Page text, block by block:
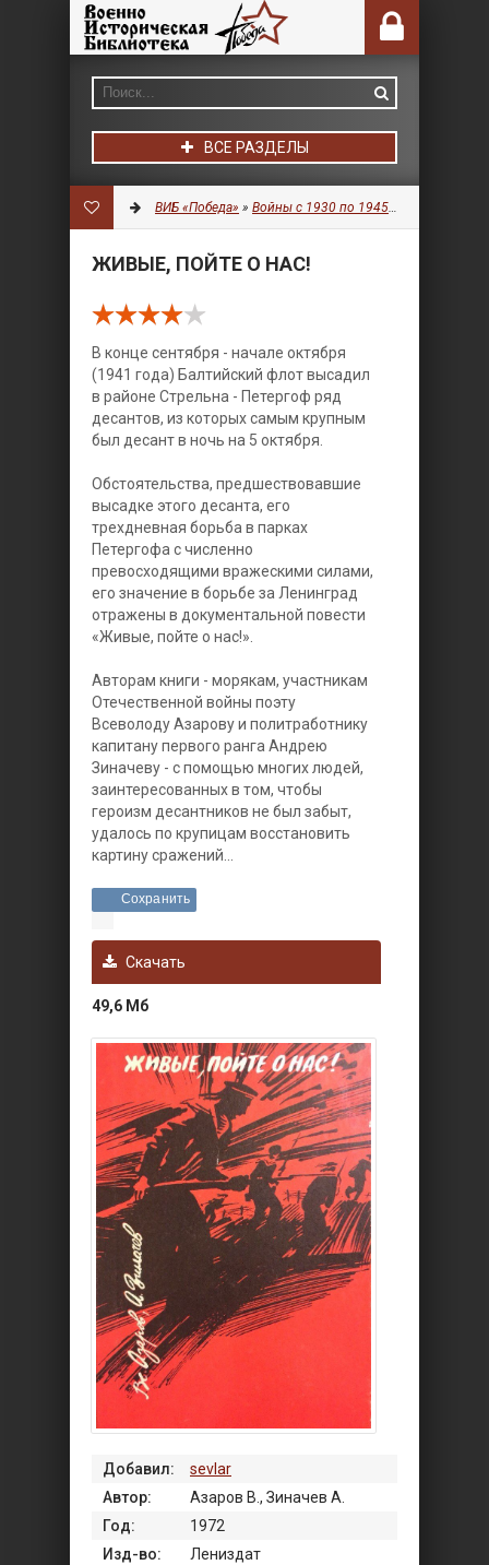
ВСЕ РАЗДЕЛЫ
ВИБ «Победа» » Войны с 1930 по 1945 гг.
ЖИВЫЕ, ПОЙТЕ О НАС!
В конце сентября - начале октября
(1941 года) Балтийский флот высадил
в районе Стрельна - Петергоф ряд
десантов, из которых самым крупным
был десант в ночь на 5 октября.
Обстоятельства, предшествовавшие
высадке этого десанта, его
трехдневная борьба в парках
Петергофа с численно
превосходящими вражескими силами,
его значение в борьбе за Ленинград
отражены в документальной повести
«Живые, пойте о нас!».
Авторам книги - морякам, участникам
Отечественной войны поэту
Всеволоду Азарову и политработнику
капитану первого ранга Андрею
Зиначеву - с помощью многих людей,
заинтересованных в том, чтобы
героизм десантников не был забыт,
удалось по крупицам восстановить
картину сражений...
Сохранить
Скачать
49,6 Мб
Добавил:
sevlar
Автор:
Азаров В., Зиначев А.
Год:
1972
Изд-во:
Лениздат